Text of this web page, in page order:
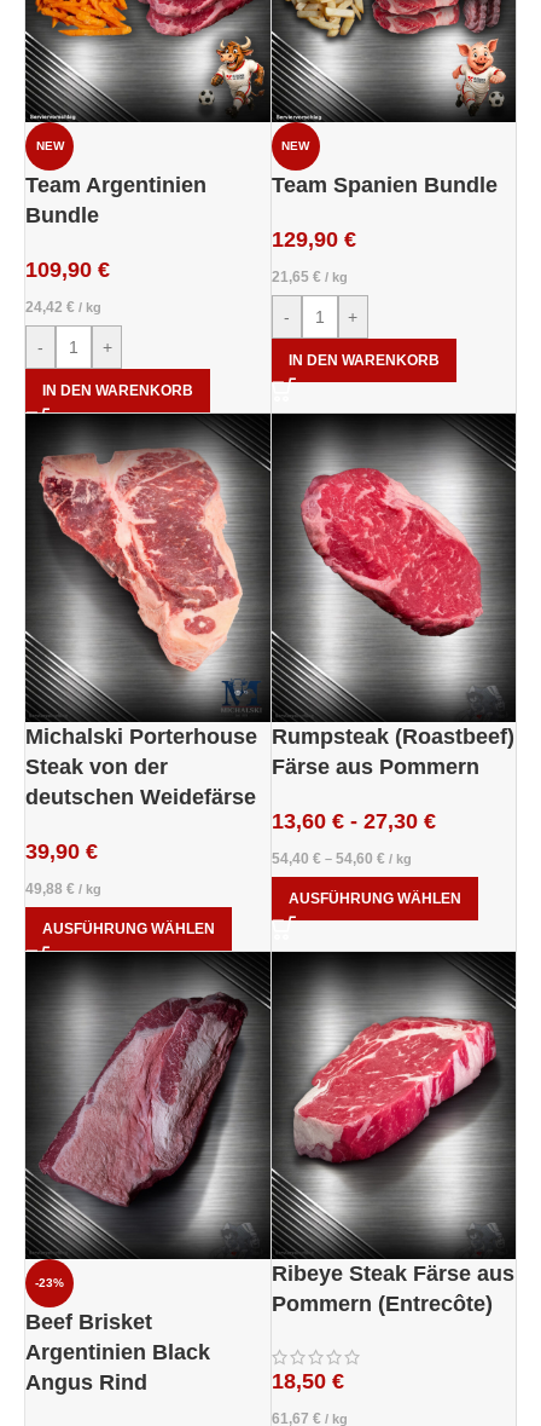
NEW
Team Argentinien
Bundle
109,90 €
24,42 € / kg
- +
IN DEN WARENKORB
NEW
Team Spanien Bundle
129,90 €
21,65 € / kg
- +
IN DEN WARENKORB
Michalski Porterhouse
Steak von der
deutschen Weidefärse
39,90 €
49,88 € / kg
AUSFÜHRUNG WÄHLEN
Rumpsteak (Roastbeef)
Färse aus Pommern
13,60 €- 27,30 €
54,40 € – 54,60 € / kg
AUSFÜHRUNG WÄHLEN
-23%
Beef Brisket
Argentinien Black
Angus Rind
Ribeye Steak Färse aus
Pommern (Entrecôte)
18,50 €
61,67 € / kg